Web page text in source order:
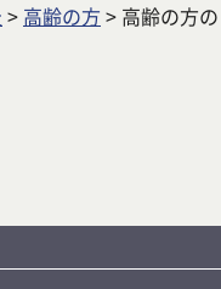
> 高齢の方 > 高齢の方の